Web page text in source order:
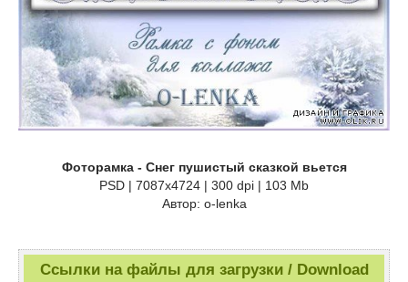
Фоторамка - Снег пушистый сказкой вьется
PSD | 7087х4724 | 300 dpi | 103 Mb
Автор: o-lenka
Ссылки на файлы для загрузки / Download